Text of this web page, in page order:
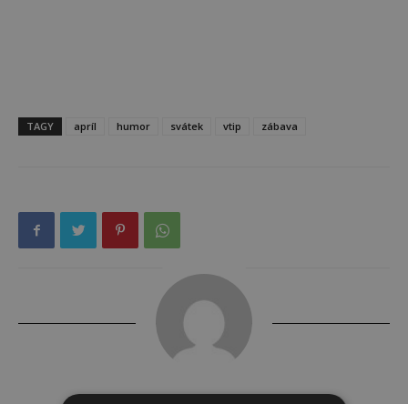
TAGY apríl humor svátek vtip zábava